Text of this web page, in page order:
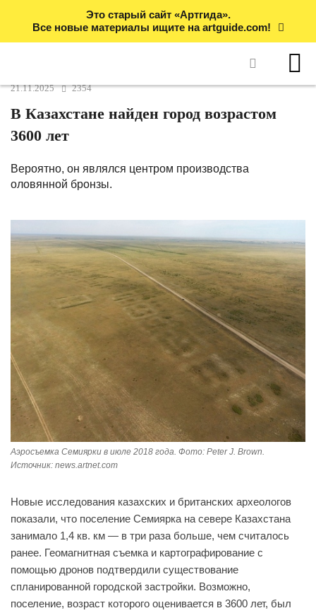
Это старый сайт «Артгида».
Все новые материалы ищите на artguide.com!
21.11.2025 2354
В Казахстане найден город возрастом
3600 лет
Вероятно, он являлся центром производства
оловянной бронзы.
Аэросъемка Семиярки в июле 2018 года. Фото: Peter J. Brown.
Источник: news.artnet.com
Новые исследования казахских и британских археологов
показали, что поселение Семиярка на севере Казахстана
занимало 1,4 кв. км — в три раза больше, чем считалось
ранее. Геомагнитная съемка и картографирование с
помощью дронов подтвердили существование
спланированной городской застройки. Возможно,
поселение, возраст которого оценивается в 3600 лет, был